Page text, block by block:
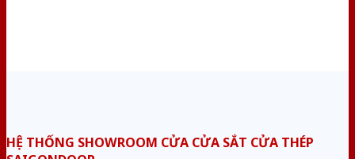
HỆ THỐNG SHOWROOM CỬA CỬA SẮT CỬA THÉP